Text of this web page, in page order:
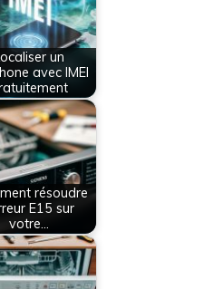
un
avec IMEI
résoudre
E15 sur
votre…